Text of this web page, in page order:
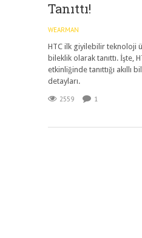
Tanıttı!
WEARMAN
HTC ilk giyilebilir teknoloji
bileklik olarak tanıttı. İşte,
etkinliğinde tanıttığı akıllı
detayları.
2559 1